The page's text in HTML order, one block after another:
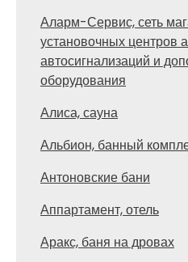
Аларм-Сервис, сеть
установочных центров
автосигнализаций и
оборудования
Алиса, сауна
Альбион, банный
Антоновские бани
Аппартамент, отель
Аракс, баня на дровах